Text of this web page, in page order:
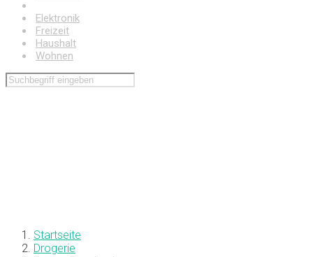
Elektronik
Freizeit
Haushalt
Wohnen
Startseite
Drogerie